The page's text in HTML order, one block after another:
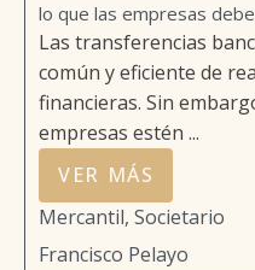
lo que las empresas
Las transferencias
común y eficiente de
financieras. Sin
empresas estén ...
VER MÁS
Mercantil, Societario
Francisco Pelayo